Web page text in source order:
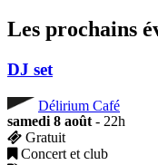
Les prochains
DJ set
Délirium Café
samedi 8 août- 22h
Gratuit
Concert et club